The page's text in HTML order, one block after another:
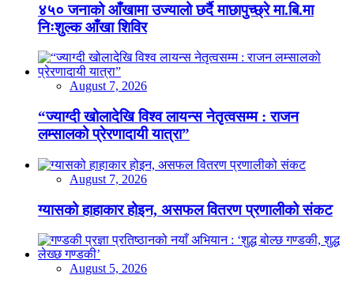
४५० जनाको आँखामा उज्यालो छर्दै माछापुच्छ्रे मा.बि.मा
निःशुल्क आँखा शिविर
August 7, 2026
“ज्याग्दी खोलादेखि विश्व लायन्स नेतृत्वसम्म : राजन
लम्सालको प्रेरणादायी यात्रा”
August 7, 2026
ग्यासको हाहाकार होइन, असफल वितरण प्रणालीको संकट
August 5, 2026